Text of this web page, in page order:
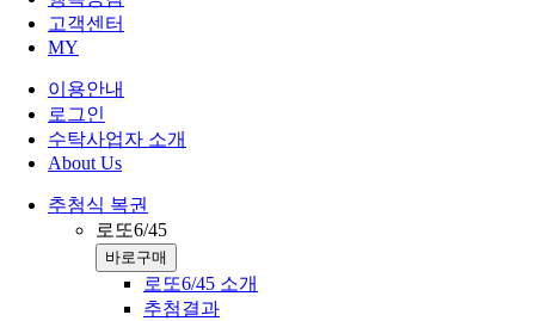
고객센터
MY
이용안내
로그인
수탁사업자 소개
About Us
추첨식 복권
로또6/45
바로구매
로또6/45 소개
추첨결과